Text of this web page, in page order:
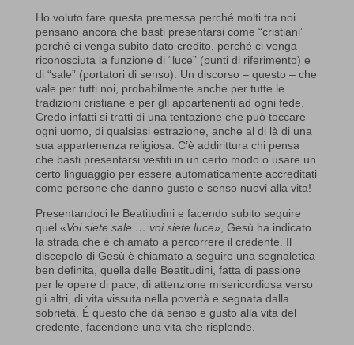
Ho voluto fare questa premessa perché molti tra noi
pensano ancora che basti presentarsi come “cristiani”
perché ci venga subito dato credito, perché ci venga
riconosciuta la funzione di “luce” (punti di riferimento) e
di “sale” (portatori di senso). Un discorso – questo – che
vale per tutti noi, probabilmente anche per tutte le
tradizioni cristiane e per gli appartenenti ad ogni fede.
Credo infatti si tratti di una tentazione che può toccare
ogni uomo, di qualsiasi estrazione, anche al di là di una
sua appartenenza religiosa. C’è addirittura chi pensa
che basti presentarsi vestiti in un certo modo o usare un
certo linguaggio per essere automaticamente accreditati
come persone che danno gusto e senso nuovi alla vita!
Presentandoci le Beatitudini e facendo subito seguire
quel «Voi siete sale … voi siete luce», Gesù ha indicato
la strada che è chiamato a percorrere il credente. Il
discepolo di Gesù è chiamato a seguire una segnaletica
ben definita, quella delle Beatitudini, fatta di passione
per le opere di pace, di attenzione misericordiosa verso
gli altri, di vita vissuta nella povertà e segnata dalla
sobrietà. É questo che dà senso e gusto alla vita del
credente, facendone una vita che risplende.